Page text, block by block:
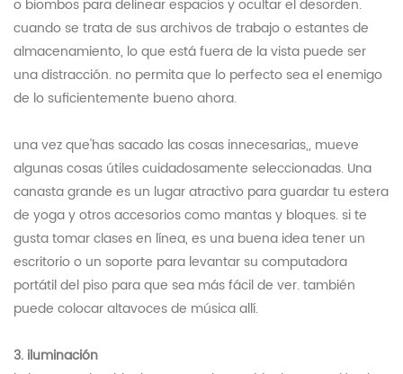
o biombos para delinear espacios y ocultar el desorden.
cuando se trata de sus archivos de trabajo o estantes de
almacenamiento, lo que está fuera de la vista puede ser
una distracción. no permita que lo perfecto sea el enemigo
de lo suficientemente bueno ahora.
una vez que'has sacado las cosas innecesarias,, mueve
algunas cosas útiles cuidadosamente seleccionadas. Una
canasta grande es un lugar atractivo para guardar tu estera
de yoga y otros accesorios como mantas y bloques. si te
gusta tomar clases en línea, es una buena idea tener un
escritorio o un soporte para levantar su computadora
portátil del piso para que sea más fácil de ver. también
puede colocar altavoces de música allí.
3. iluminación